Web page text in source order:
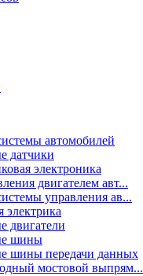
автомобилей
датчики
электроника
двигателем авт...
управления ав...
электрика
двигатели
шины
шины передачи данных
мостовой выпрям...